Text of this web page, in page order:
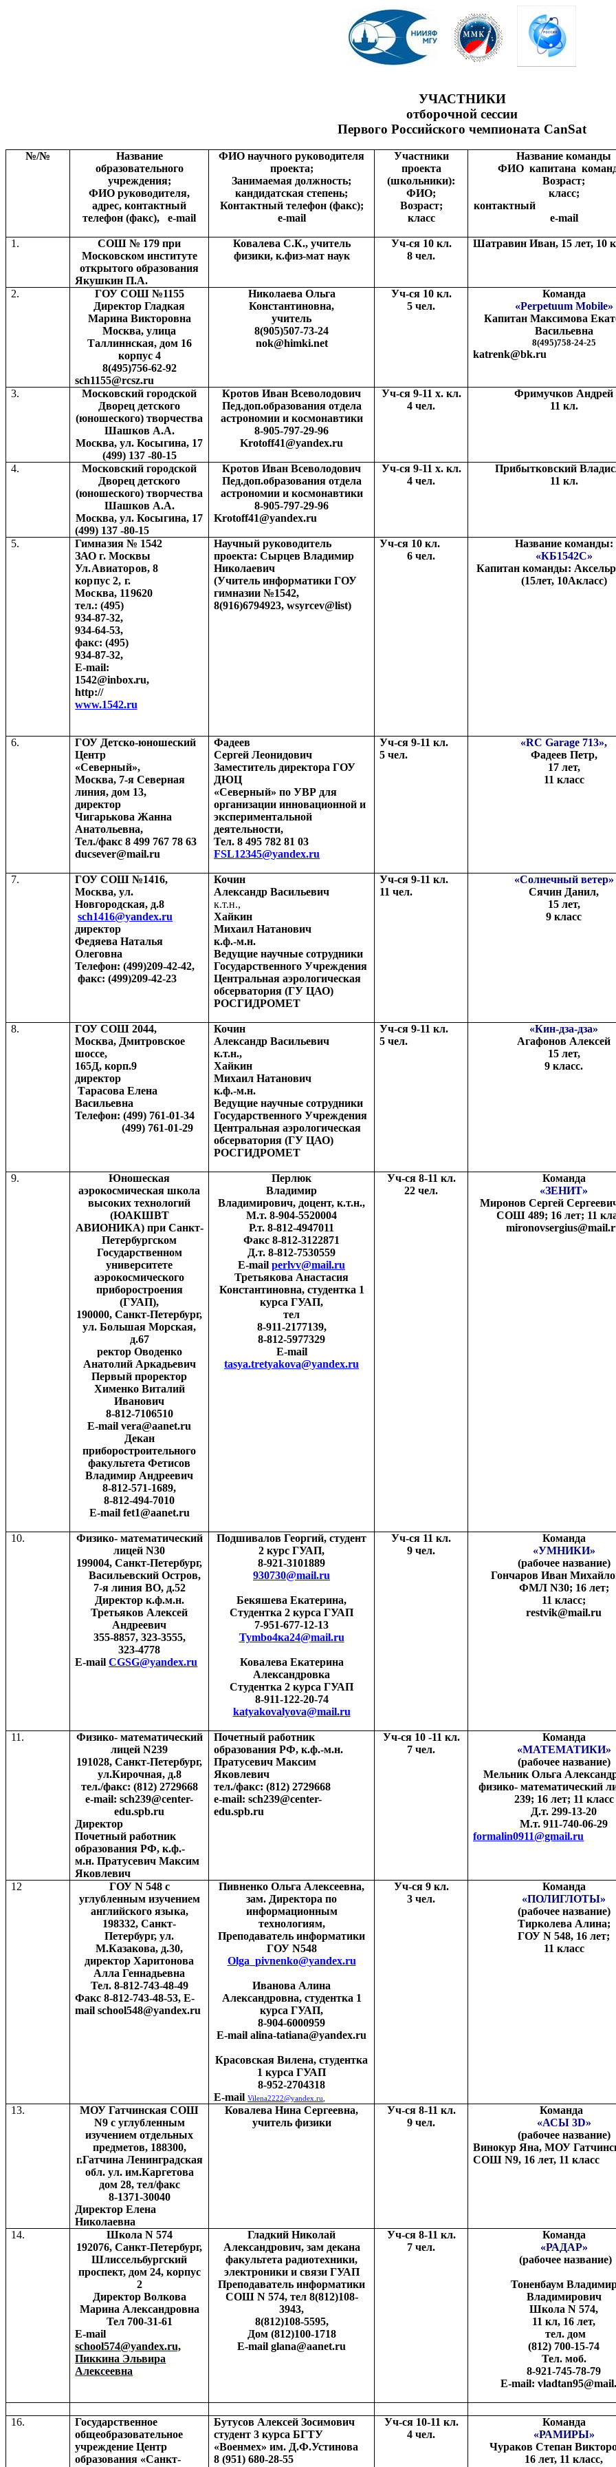
УЧАСТНИКИ
отборочной сессии
Первого Российского чемпионата CanSat
№/№
Название
образовательного
учреждения;
ФИО руководителя,
адрес, контактный
телефон (факс),
e-mail
ФИО научного руководителя
проекта;
Занимаемая должность;
кандидатская степень;
Контактный телефон (факс);
e-mail
Участники
проекта
(школьники):
ФИО;
Возраст;
класс
Название команды
ФИО капитана
Возраст;
класс;
контактный
e-mail
1.
СОШ № 179 при
Московском институте
открытого образования
Якушкин П.А.
Ковалева С.К., учитель
физики, к.физ-мат наук
Уч-ся 10 кл.
8 чел.
Шатравин Иван, 15 лет, 10
2.
ГОУ СОШ №1155
Директор Гладкая
Марина Викторовна
Москва, улица
Таллиннская, дом 16
корпус 4
8(495)756-62-92
sch1155@rcsz.ru
Николаева Ольга
Константиновна,
учитель
8(905)507-73-24
nok@himki.net
Уч-ся 10 кл.
5 чел.
Команда
«Perpetuum Mobile»
Капитан Максимова
Васильевна
8(495)758-24-25
katrenk@bk.ru
3.
Московский городской
Дворец детского
(юношеского) творчества
Шашков А.А.
Москва, ул. Косыгина, 17
(499) 137 -80-15
Кротов Иван Всеволодович
Пед.доп.образования отдела
астрономии и космонавтики
8-905-797-29-96
Krotoff41@yandex.ru
Уч-ся 9-11 х. кл.
4 чел.
Фримучков Андрей
11 кл.
4.
Московский городской
Дворец детского
(юношеского) творчества
Шашков А.А.
Москва, ул. Косыгина, 17
(499) 137 -80-15
Кротов Иван Всеволодович
Пед.доп.образования отдела
астрономии и космонавтики
8-905-797-29-96
Krotoff41@yandex.ru
Уч-ся 9-11 х. кл.
4 чел.
Прибытковский
11 кл.
5.
Гимназия № 1542
ЗАО г. Москвы
Ул.Авиаторов, 8
корпус2, г.
Москва, 119620
тел.: (495)
934-87-32,
934-64-53,
факс: (495)
934-87-32,
E-mail:
1542@inbox.ru,
http://
www.1542.ru
Научный руководитель
проекта: Сырцев Владимир
Николаевич
(Учитель информатики ГОУ
гимназии №1542,
8(916)6794923,wsyrcev@list)
Уч-ся 10 кл.
6 чел.
Название команды:
«КБ1542С»
Капитан команды:
(15лет, 10Акласс)
6.
ГОУ Детско-юношеский
Центр
«Северный»,
Москва, 7-я Северная
линия, дом 13,
директор
Чигарькова Жанна
Анатольевна,
Тел./факс 8 499 767 78 63
ducsever@mail.ru
Фадеев
Сергей Леонидович
Заместитель директора ГОУ
ДЮЦ
«Северный» по УВР для
организации инновационной и
экспериментальной
деятельности,
Тел. 8 495 782 81 03
FSL12345@yandex.ru
Уч-ся 9-11 кл.
5 чел.
«RC Garage 713»,
Фадеев Петр,
17 лет,
11 класс
7.
ГОУ СОШ №1416,
Москва, ул.
Новгородская, д.8
sch1416@yandex.ru
директор
Федяева Наталья
Олеговна
Телефон: (499)209-42-42,
факс: (499)209-42-23
Кочин
Александр Васильевич
к.т.н.,
Хайкин
Михаил Натанович
к.ф.-м.н.
Ведущие научные сотрудники
Государственного Учреждения
Центральная аэрологическая
обсерватория (ГУ ЦАО)
РОСГИДРОМЕТ
Уч-ся 9-11 кл.
11 чел.
«Солнечный ветер»
Сячин Данил,
15 лет,
9 класс
8.
ГОУ СОШ 2044,
Москва, Дмитровское
шоссе,
165Д, корп.9
директор
Тарасова Елена
Васильевна
Телефон: (499) 761-01-34
(499) 761-01-29
Кочин
Александр Васильевич
к.т.н.,
Хайкин
Михаил Натанович
к.ф.-м.н.
Ведущие научные сотрудники
Государственного Учреждения
Центральная аэрологическая
обсерватория (ГУ ЦАО)
РОСГИДРОМЕТ
Уч-ся 9-11 кл.
5 чел.
«Кин-дза-дза»
Агафонов Алексей
15 лет,
9 класс.
9.
Юношеская
аэрокосмическая школа
высоких технологий
(ЮАКШВТ
АВИОНИКА) при Санкт-
Петербургском
Государственном
университете
аэрокосмического
приборостроения
(ГУАП),
190000, Санкт-Петербург,
ул. Большая Морская,
д.67
ректор Оводенко
Анатолий Аркадьевич
Первый проректор
Хименко Виталий
Иванович
8-812-7106510
E-mail vera@aanet.ru
Декан
приборостроительного
факультета Фетисов
Владимир Андреевич
8-812-571-1689,
8-812-494-7010
E-mail fet1@aanet.ru
Перлюк
Владимир
Владимирович, доцент, к.т.н.,
М.т. 8-904-5520004
Р.т. 8-812-4947011
Факс 8-812-3122871
Д.т. 8-812-7530559
E-mail perlvv@mail.ru
Третьякова Анастасия
Константиновна, студентка 1
курса ГУАП,
тел
8-911-2177139,
8-812-5977329
E-mail
tasya.tretyakova@yandex.ru
Уч-ся 8-11 кл.
22 чел.
Команда
«ЗЕНИТ»
Миронов Сергей
СОШ 489; 16 лет; 11
mironovsergius@mail.
10.
Физико- математический
лицей N30
199004, Санкт-Петербург,
Васильевский Остров,
7-я линия ВО, д.52
Директор к.ф.м.н.
Третьяков Алексей
Андреевич
355-8857, 323-3555,
323-4778
E-mailCGSG@yandex.ru
Подшивалов Георгий, студент
2 курс ГУАП,
8-921-3101889
930730@mail.ru
Бекяшева Екатерина,
Студентка 2 курса ГУАП
7-951-677-12-13
Tymbo4ка24@mail.ru
Ковалева Екатерина
Александровка
Студентка 2 курса ГУАП
8-911-122-20-74
katyakovalyova@mail.ru
Уч-ся 11 кл.
9 чел.
Команда
«УМНИКИ»
(рабочее название)
Гончаров Иван
ФМЛ N30; 16 лет;
11 класс;
restvik@mail.ru
11.
Физико- математический
лицей N239
191028, Санкт-Петербург,
ул.Кирочная, д.8
тел./факс: (812) 2729668
e-mail: sch239@center-
edu.spb.ru
Директор
Почетный работник
образования РФ, к.ф.-
м.н. Пратусевич Максим
Яковлевич
Почетный работник
образования РФ, к.ф.-м.н.
Пратусевич Максим
Яковлевич
тел./факс: (812) 2729668
e-mail: sch239@center-
edu.spb.ru
Уч-ся 10 -11 кл.
7 чел.
Команда
«МАТЕМАТИКИ»
(рабочее название)
Мельник Ольга
физико- математический
239; 16 лет; 11 класс
Д.т. 299-13-20
М.т. 911-740-06-29
formalin0911@gmail.ru
12 ГОУ N548 с
углубленным изучением
английского языка,
198332, Санкт-
Петербург, ул.
М.Казакова, д.30,
директор Харитонова
Алла Геннадьевна
Тел. 8-812-743-48-49
Факс 8-812-743-48-53, E-
mail school548@yandex.ru
Пивненко Ольга Алексеевна,
зам. Директора по
информационным
технологиям,
Преподаватель информатики
ГОУ N548
Olga pivnenko@yandex.ru
Иванова Алина
Александровна, студентка 1
курса ГУАП,
8-904-6000959
E-mail alina-tatiana@yandex.ru
Красовская Вилена, студентка
1 курса ГУАП
8-952-2704318
E-mailVilena2222@yandex.ru
Уч-ся 9 кл.
3 чел.
Команда
«ПОЛИГЛОТЫ»
(рабочее название)
Тирколева Алина;
ГОУ N 548, 16 лет;
11 класс
13.
МОУ Гатчинская СОШ
N9 с углубленным
изучением отдельных
предметов, 188300,
г.Гатчина Ленинградская
обл. ул. им.Каргетова
дом 28, тел/факс
8-1371-30040
Директор Елена
Николаевна
Ковалева Нина Сергеевна,
учитель физики
Уч-ся 8-11 кл.
9 чел.
Команда
«АСЫ 3D»
(рабочее название)
Винокур Яна, МОУ
СОШN9, 16 лет, 11 класс
14. Школа N574
192076, Санкт-Петербург,
Шлиссельбургский
проспект, дом 24, корпус
2
Директор Волкова
Марина Александровна
Тел 700-31-61
E-mail
school574@yandex.ru,
Пиккина Эльвира
Алексеевна
Гладкий Николай
Александрович, зам декана
факультета радиотехники,
электроники и связи ГУАП
Преподаватель информатики
СОШ N574, тел 8(812)108-
3943,
8(812)108-5595,
Дом(812)100-1718
E-mail glana@aanet.ru
Уч-ся 8-11 кл.
7 чел.
Команда
«РАДАР»
(рабочее название)
Тоненбаум
Владимирович
Школа N 574,
11 кл, 16 лет,
тел. дом
(812) 700-15-74
Тел. моб.
8-921-745-78-79
E-mail:
16.
Государственное
общеобразовательное
учреждение Центр
образования «Санкт-
Бутусов Алексей Зосимович
студент 3 курса БГТУ
«Военмех» им. Д.Ф.Устинова
8 (951) 680-28-55
Уч-ся 10-11 кл.
4 чел.
Команда
«РАМИРЫ»
Чураков Степан
16 лет, 11 класс,